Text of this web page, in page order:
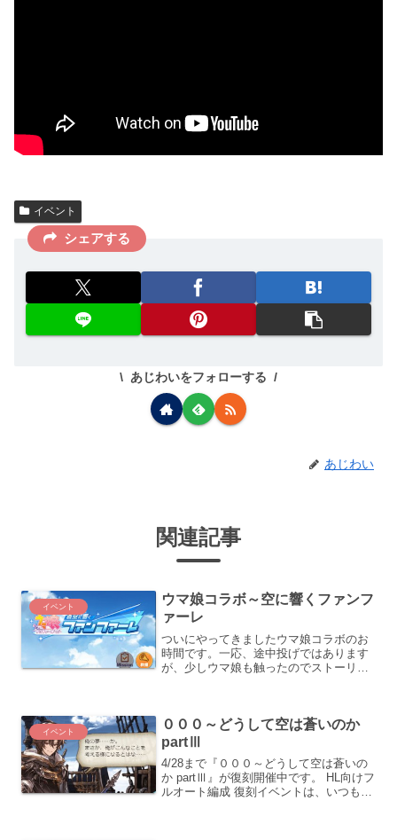
イベント
シェアする
あじわいをフォローする
あじわい
関連記事
イベント
ウマ娘コラボ～空に響くファンフ
ァーレ
ついにやってきましたウマ娘コラボのお
時間です。一応、途中投げではあります
が、少しウマ娘も触ったのでストーリー
か？！と改めて読んだら、ハ...
イベント
０００～どうして空は蒼いのか
partⅢ
4/28まで『０００～どうして空は蒼いの
か partⅢ』が復刻開催中です。 HL向けフ
ルオート編成 復刻イベントは、いつもア